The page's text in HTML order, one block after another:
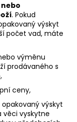
. Pokud
výskyt
počet vad, máte
výměnu
prodávaného s
ceny,
opakovaný výskyt
věci vyskytne